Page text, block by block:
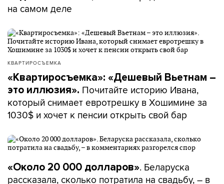
на самом деле
КВАРТИРОСЪЕМКА
«Квартиросъемка»: «Дешевый Вьетнам –
это иллюзия». Почитайте историю Ивана,
который снимает евротрешку в Хошимине за
1030$ и хочет к пенсии открыть свой бар
«Около 20 000 долларов». Беларуска
рассказала, сколько потратила на свадьбу, – в